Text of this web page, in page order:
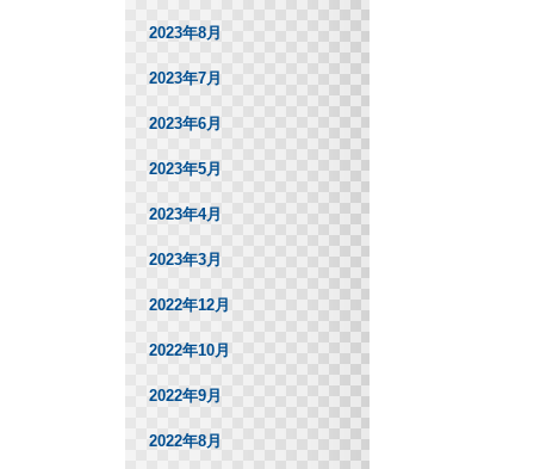
2023年8月
2023年7月
2023年6月
2023年5月
2023年4月
2023年3月
2022年12月
2022年10月
2022年9月
2022年8月